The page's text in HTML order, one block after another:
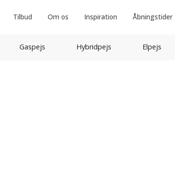
Tilbud Om os Inspiration Åbningstider
Gaspejs Hybridpejs Elpejs